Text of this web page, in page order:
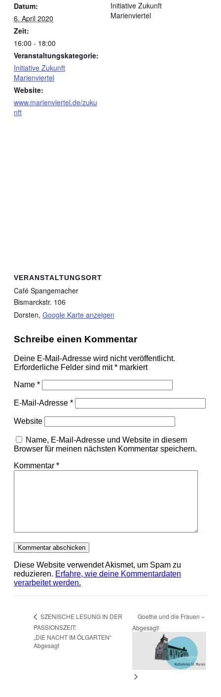
Datum:
6. April 2020
Zeit:
16:00 - 18:00
Veranstaltungskategorie:
Initiative Zukunft
Marienviertel
Website:
www.marienviertel.de/zuku
nft
Initiative Zukunft
Marienviertel
VERANSTALTUNGSORT
Café Spangemacher
Bismarckstr. 106
Dorsten, Google Karte anzeigen
Schreibe einen Kommentar
Deine E-Mail-Adresse wird nicht veröffentlicht.
Erforderliche Felder sind mit* markiert
Name *
E-Mail-Adresse *
Website
Name, E-Mail-Adresse und Website in diesem
Browser für meinen nächsten Kommentar speichern.
Kommentar *
Diese Website verwendet Akismet, um Spam zu
reduzieren. Erfahre, wie deine Kommentardaten
verarbeitet werden.
SZENISCHE LESUNG IN DER
PASSIONSZEIT:
„DIE NACHT IM ÖLGARTEN“
Abgesagt
Goethe und die Frauen –
Abgesagt!